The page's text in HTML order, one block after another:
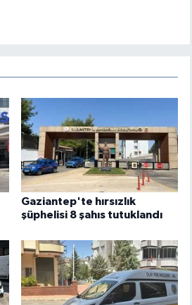
Gaziantep'te hırsızlık
şüphelisi 8 şahıs tutuklandı